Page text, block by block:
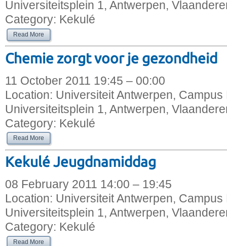
Universiteitsplein 1, Antwerpen,
Category: Kekulé
Read More
Chemie zorgt voor je gezondheid
11 October 2011 19:45 – 00:00
Location: Universiteit Antwerpen, Campus
Universiteitsplein 1, Antwerpen,
Category: Kekulé
Read More
Kekulé Jeugdnamiddag
08 February 2011 14:00 – 19:45
Location: Universiteit Antwerpen, Campus
Universiteitsplein 1, Antwerpen,
Category: Kekulé
Read More